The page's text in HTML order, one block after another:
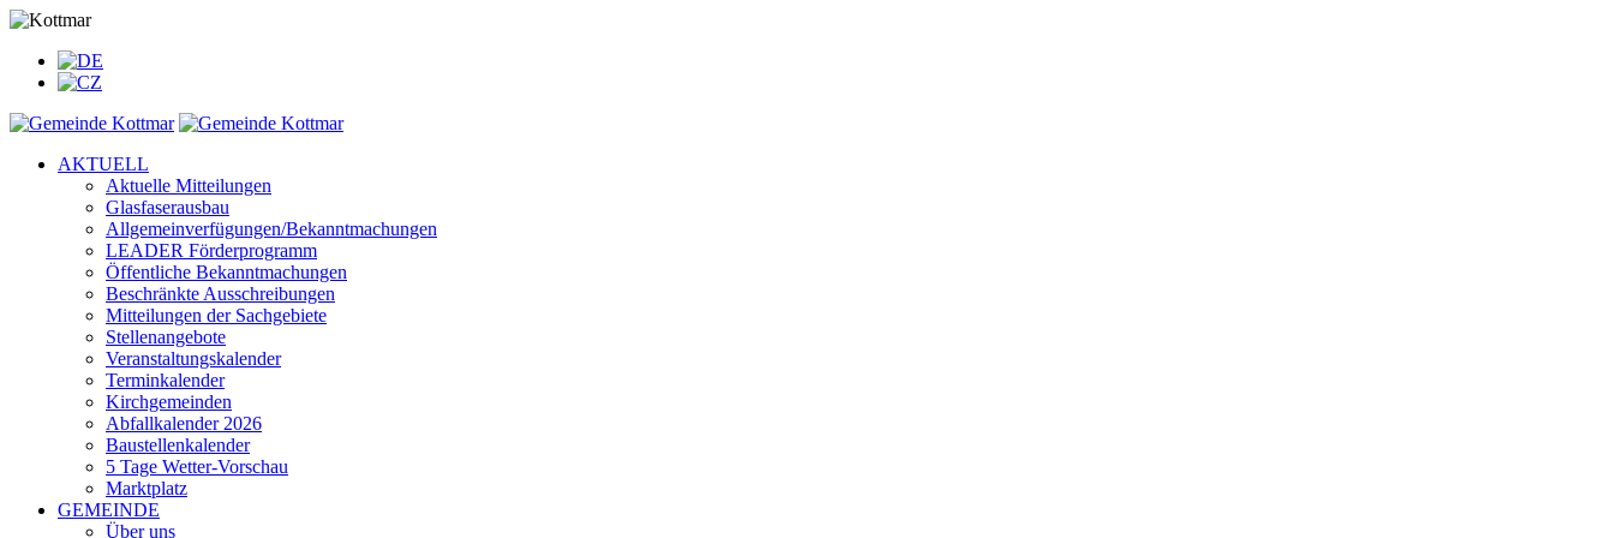
AKTUELL
Aktuelle Mitteilungen
Glasfaserausbau
Allgemeinverfügungen/Bekanntmachungen
LEADER Förderprogramm
Öffentliche Bekanntmachungen
Beschränkte Ausschreibungen
Mitteilungen der Sachgebiete
Stellenangebote
Veranstaltungskalender
Terminkalender
Kirchgemeinden
Abfallkalender 2026
Baustellenkalender
5 Tage Wetter-Vorschau
Marktplatz
GEMEINDE
Über uns